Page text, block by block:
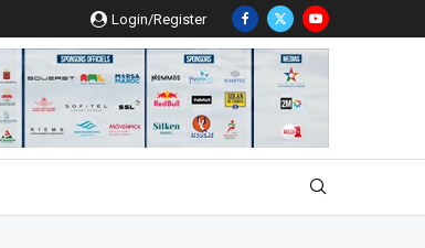
Login/Register